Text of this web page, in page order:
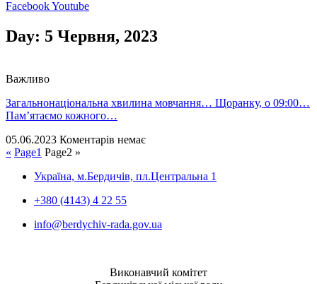
FacebookYoutube
Day: 5 Червня, 2023
Важливо
Загальнонаціональна хвилина мовчання… Щоранку, о 09:00…
Пам’ятаємо кожного…
05.06.2023 Коментарів немає
« Page1 Page2 »
Україна, м.Бердичів, пл.Центральна 1
+380 (4143) 4 22 55
info@berdychiv-rada.gov.ua
Виконавчий комітет